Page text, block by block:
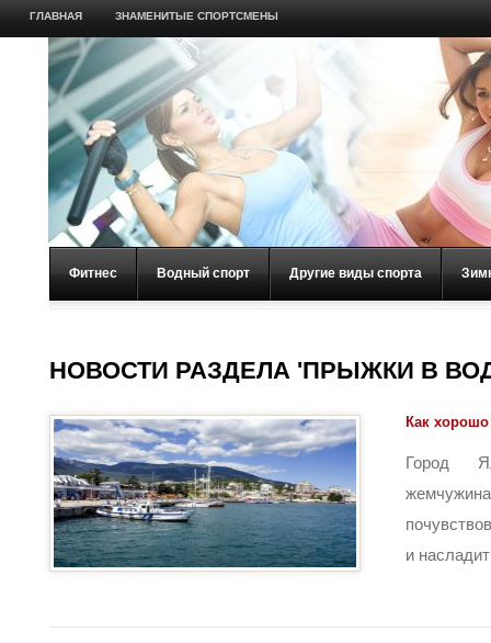
ГЛАВНАЯ ЗНАМЕНИТЫЕ СПОРТСМЕНЫ
Фитнес Водный спорт Другие виды спорта
НОВОСТИ РАЗДЕЛА 'ПРЫЖКИ В
Как
Город
и